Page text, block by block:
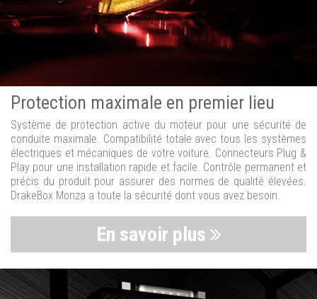
Protection maximale en premier lieu
Système de protection active du moteur pour une sécurité de
conduite maximale. Compatibilité totale avec tous les systèmes
électriques et mécaniques de votre voiture. Connecteurs Plug &
Play pour une installation rapide et facile. Contrôle permanent et
précis du produit pour assurer des normes de qualité élevées.
DrakeBox Monza a toute la sécurité dont vous avez besoin.
En savoir plus